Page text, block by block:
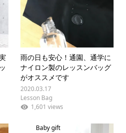
雨の日も安心！通園、通学に
ナイロン製のレッスンバッグ
がオススメです
2020.03.17
Lesson Bag
1,601 views
Baby gift